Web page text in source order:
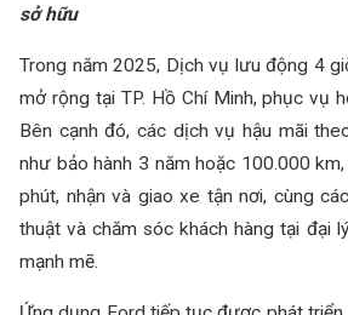
sởhữu
Trong năm 2025, Dịch vụ lưu động 4
mở rộng tại TP. Hồ Chí Minh, phục vụ
Bên cạnh đó, các dịch vụ hậu mãi
như bảo hành 3 năm hoặc 100.000
phút, nhận và giao xe tận nơi, cùng
thuật và chăm sóc khách hàng tại đại
mạnh mẽ.